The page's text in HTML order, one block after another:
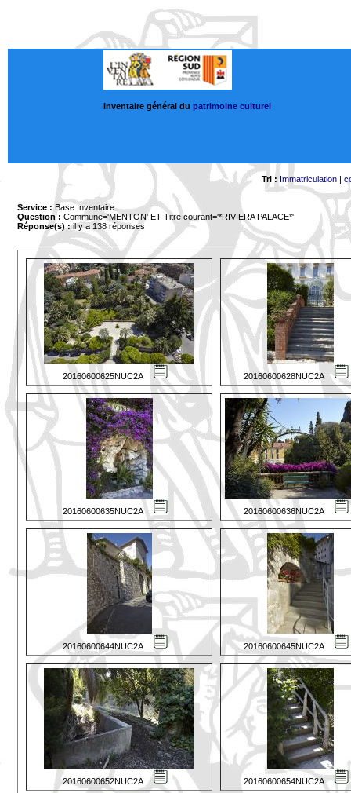
Inventaire général du patrimoine culturel
Tri : Immatriculation|
Service : Base Inventaire
Question : Commune='MENTON' ET Titre courant='*RIVIERA PALACE*'
Réponse(s) :il y a 138 réponses
20160600625NUC2A 20160600628NUC2A
20160600635NUC2A 20160600636NUC2A
20160600644NUC2A 20160600645NUC2A
20160600652NUC2A 20160600654NUC2A